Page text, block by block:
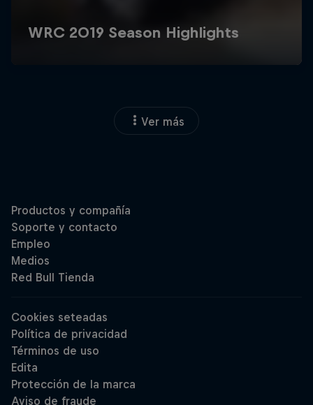
Ver más